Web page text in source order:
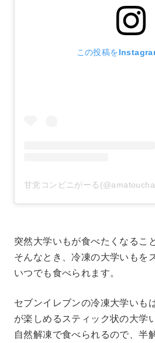
この投稿を
突然大学いもが食べたくなるこ
そんなとき、冷凍の大学いもを
いつでも食べられます。
セブンイレブンの冷凍大学いも
が楽しめるスティック状の大学い
自然解凍で食べられるので、半